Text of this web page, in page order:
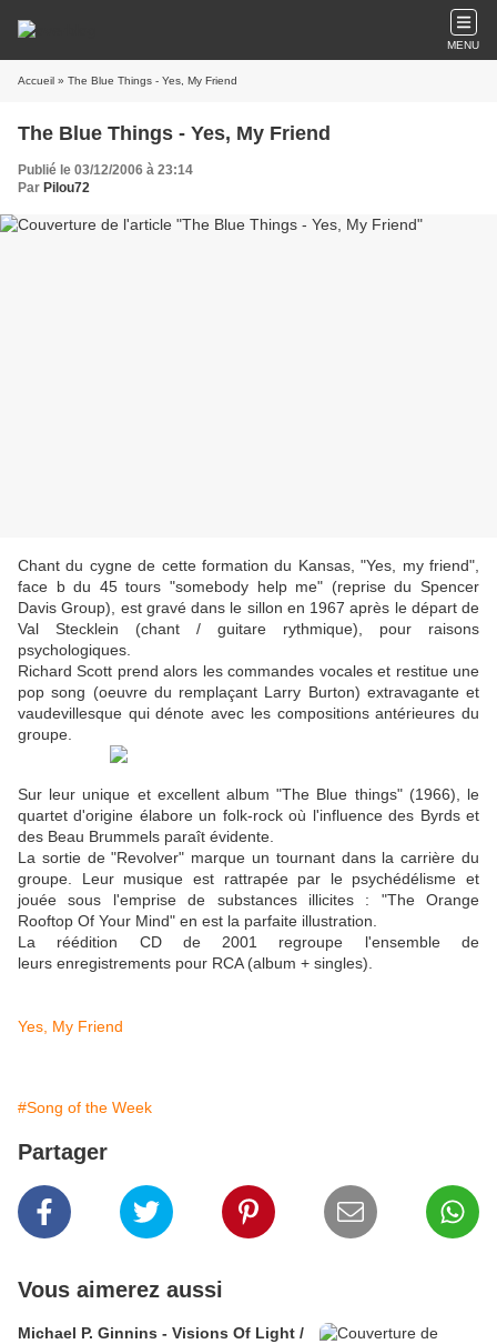
MENU
Accueil » The Blue Things - Yes, My Friend
The Blue Things - Yes, My Friend
Publié le 03/12/2006 à 23:14
Par Pilou72
Chant du cygne de cette formation du Kansas, "Yes, my friend",
face b du 45 tours "somebody help me" (reprise du Spencer
Davis Group), est gravé dans le sillon en 1967 après le départ de
Val Stecklein (chant / guitare rythmique), pour raisons
psychologiques.
Richard Scott prend alors les commandes vocales et restitue une
pop song (oeuvre du remplaçant Larry Burton) extravagante et
vaudevillesque qui dénote avec les compositions antérieures du
groupe.
Sur leur unique et excellent album "The Blue things" (1966), le
quartet d'origine élabore un folk-rock où l'influence des Byrds et
des Beau Brummels paraît évidente.
La sortie de "Revolver" marque un tournant dans la carrière du
groupe. Leur musique est rattrapée par le psychédélisme et
jouée sous l'emprise de substances illicites : "The Orange
Rooftop Of Your Mind" en est la parfaite illustration.
La réédition CD de 2001 regroupe l'ensemble de
leurs enregistrements pour RCA (album + singles).
Yes, My Friend
#Song of the Week
Partager
Vous aimerez aussi
Michael P. Ginnins - Visions Of Light /